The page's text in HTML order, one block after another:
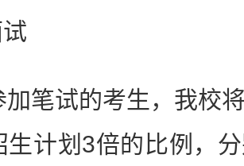
试的考生，我校将
生计划3倍的比例，